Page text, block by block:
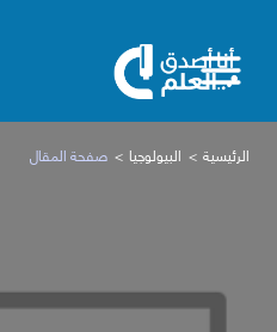
الرئيسية البيولوجيا صفحة المقال